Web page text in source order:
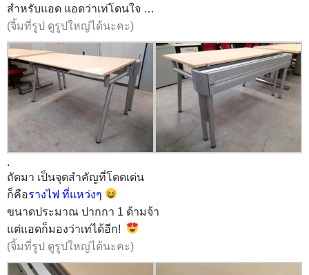
สำหรับแอด แอดว่าเท่โดนใจ …
(จิ้มที่รูป ดูรูปใหญ่ได้นะคะ)
.
ถัดมา เป็นจุดสำคัญที่โดดเด่น
ก็คือรางไฟ ที่แหว่งๆ
ขนาดประมาณ ปากกา 1 ด้ามจ้า
แต่แอดก็มองว่าเท่ได้อีก!
(จิ้มที่รูป ดูรูปใหญ่ได้นะคะ)